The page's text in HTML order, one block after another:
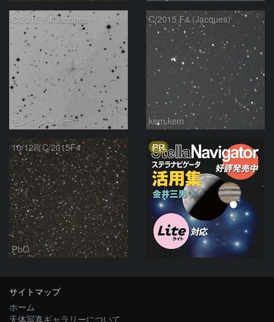
C/2015 F4/Jacques
モンドシャルナ
C/2015 F4 (Jacques)
kem.kem
10/12宵C/2015F4
PbO
PR
サイトマップ
ホーム
天体写真ギャラリーについて